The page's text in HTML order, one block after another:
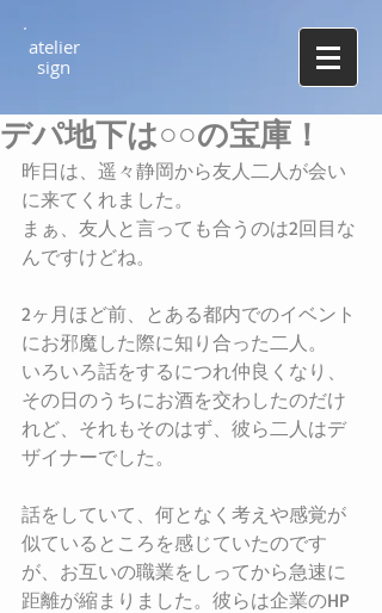
atelier
​sign
デパ地下は○○の宝庫！
昨日は、遥々静岡から友人二人が会い
に来てくれました。
まぁ、友人と言っても合うのは2回目な
んですけどね。
2ヶ月ほど前、とある都内でのイベント
にお邪魔した際に知り合った二人。
いろいろ話をするにつれ仲良くなり、
その日のうちにお酒を交わしたのだけ
れど、それもそのはず、彼ら二人はデ
ザイナーでした。
話をしていて、何となく考えや感覚が
似ているところを感じていたのです
が、お互いの職業をしってから急速に
距離が縮まりました。彼らは企業のHP